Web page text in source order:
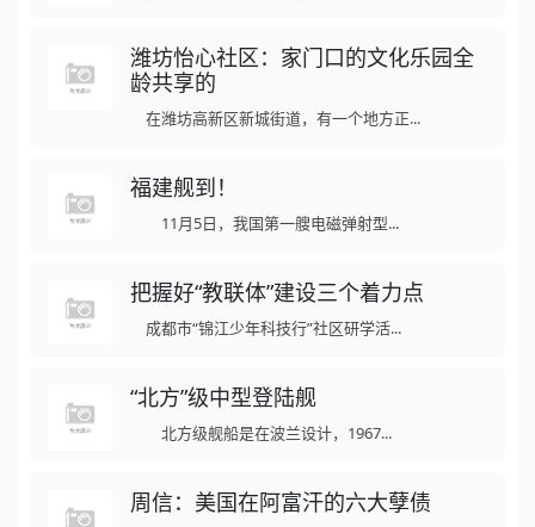
潍坊怡心社区：家门口的文化乐园全
龄共享的
在潍坊高新区新城街道，有一个地方正...
福建舰到！
11月5日，我国第一艘电磁弹射型...
把握好“教联体”建设三个着力点
成都市“锦江少年科技行”社区研学活...
“北方”级中型登陆舰
北方级舰船是在波兰设计，1967...
周信：美国在阿富汗的六大孽债